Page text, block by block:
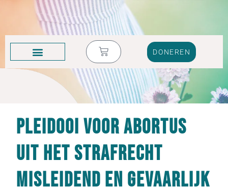
DONEREN
Pleidooi voor abortus
uit het strafrecht
misleidend en gevaarlijk